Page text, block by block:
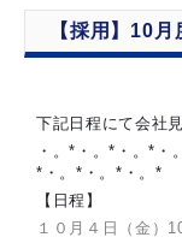
【採用】10
下記日程にて会社
・。*・。*・。*・
*・。*・。*・。*
【日程】
１０月４日（金）